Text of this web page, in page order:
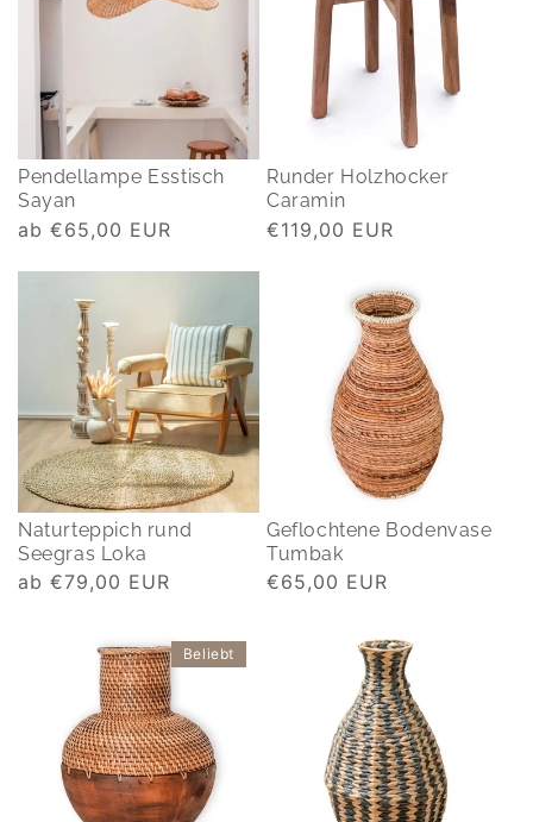
Pendellampe Esstisch
Sayan
Normaler
ab €65,00 EUR
Runder Holzhocker
Caramin
Normaler
€119,00 EUR
Naturteppich rund
Seegras Loka
Normaler
ab €79,00 EUR
Geflochtene Bodenvase
Tumbak
Normaler
€65,00 EUR
Beliebt